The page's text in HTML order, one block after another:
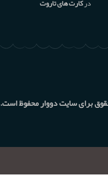
درکارت های تاروت
برای سایت دووار محفوظ است.